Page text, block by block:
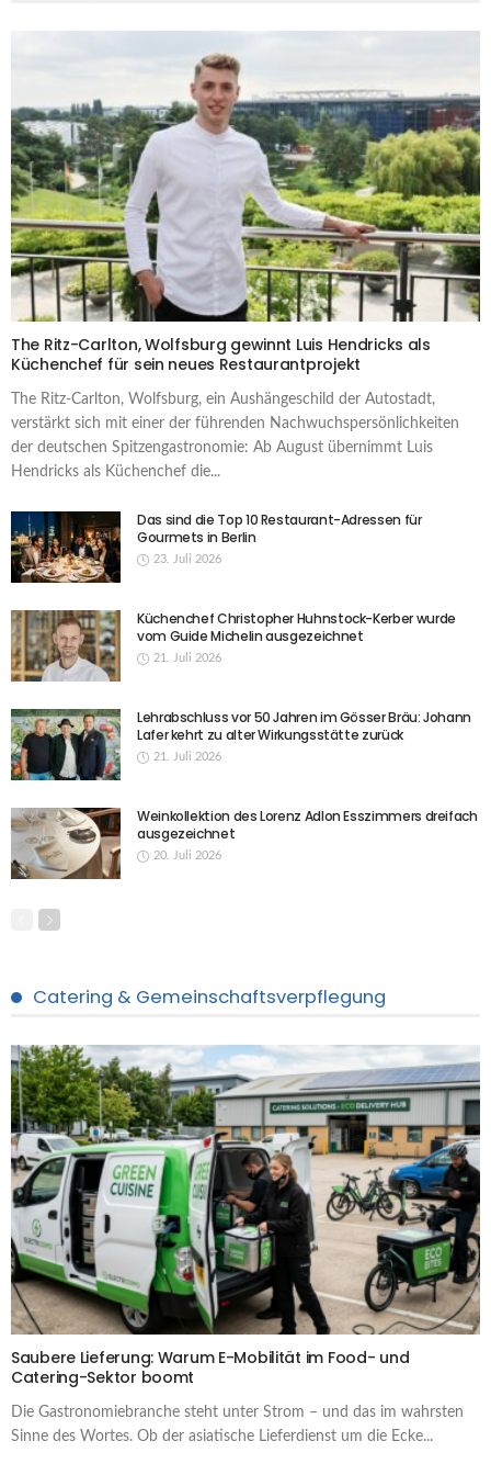
The Ritz-Carlton, Wolfsburg gewinnt Luis Hendricks als
Küchenchef für sein neues Restaurantprojekt
The Ritz-Carlton, Wolfsburg, ein Aushängeschild der Autostadt,
verstärkt sich mit einer der führenden Nachwuchspersönlichkeiten
der deutschen Spitzengastronomie: Ab August übernimmt Luis
Hendricks als Küchenchef die...
Das sind die Top 10 Restaurant-Adressen für
Gourmets in Berlin
23. Juli 2026
Küchenchef Christopher Huhnstock-Kerber wurde
vom Guide Michelin ausgezeichnet
21. Juli 2026
Lehrabschluss vor 50 Jahren im Gösser Bräu: Johann
Lafer kehrt zu alter Wirkungsstätte zurück
21. Juli 2026
Weinkollektion des Lorenz Adlon Esszimmers dreifach
ausgezeichnet
20. Juli 2026
Catering & Gemeinschaftsverpflegung
Saubere Lieferung: Warum E-Mobilität im Food- und
Catering-Sektor boomt
Die Gastronomiebranche steht unter Strom – und das im wahrsten
Sinne des Wortes. Ob der asiatische Lieferdienst um die Ecke...